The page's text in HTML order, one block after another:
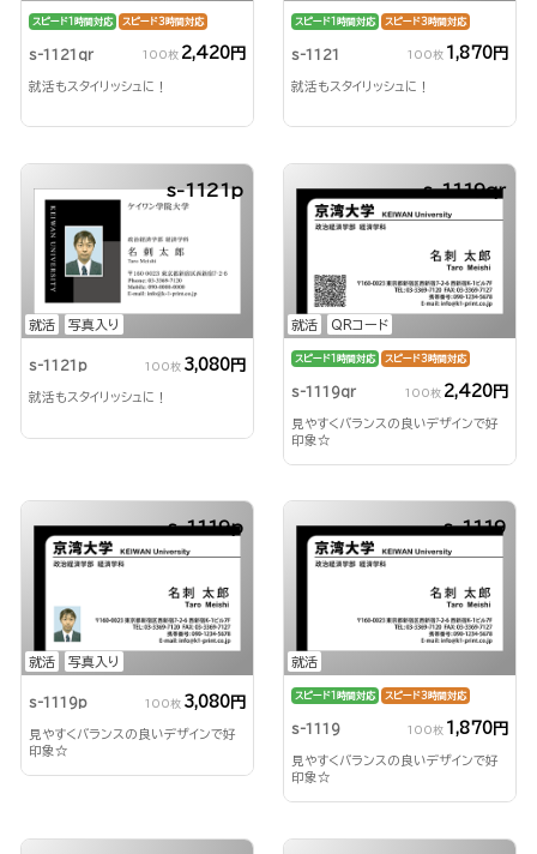
スピード1時間対応 スピード3時間対応
s-1121qr 100枚 2,420円
就活もスタイリッシュに！
スピード1時間対応 スピード3時間対応
s-1121 100枚 1,870円
就活もスタイリッシュに！
就活 写真入り
s-1121p
s-1121p 100枚 3,080円
就活もスタイリッシュに！
就活 QRコード
s-1119qr
スピード1時間対応 スピード3時間対応
s-1119qr 100枚 2,420円
見やすくバランスの良いデザインで好
印象☆
就活 写真入り
s-1119p
s-1119p 100枚 3,080円
見やすくバランスの良いデザインで好
印象☆
就活
s-1119
スピード1時間対応 スピード3時間対応
s-1119 100枚 1,870円
見やすくバランスの良いデザインで好
印象☆